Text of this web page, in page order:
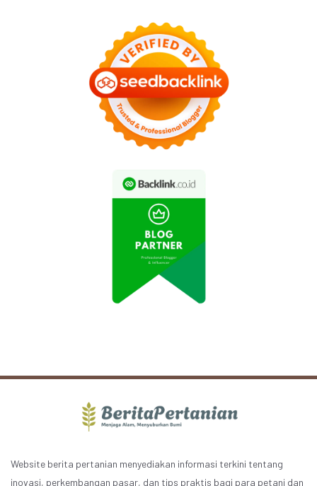
Website berita pertanian menyediakan informasi terkini tentang
inovasi, perkembangan pasar, dan tips praktis bagi para petani dan